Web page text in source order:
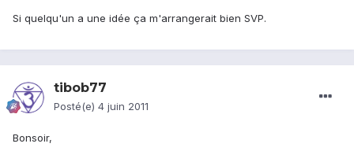
Si quelqu'un a une idée ça m'arrangerait bien SVP.
tibob77
Posté(e) 4 juin 2011
Bonsoir,